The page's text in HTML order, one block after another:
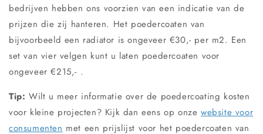
bedrijven hebben ons voorzien van een indicatie van de
prijzen die zij hanteren. Het poedercoaten van
bijvoorbeeld een radiator is ongeveer €30,- per m2. Een
set van vier velgen kunt u laten poedercoaten voor
ongeveer €215,- .
Tip: Wilt u meer informatie over de poedercoating kosten
voor kleine projecten? Kijk dan eens op onze website voor
consumenten met een prijslijst voor het poedercoaten van